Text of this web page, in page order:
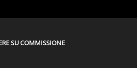
SU COMMISSIONE